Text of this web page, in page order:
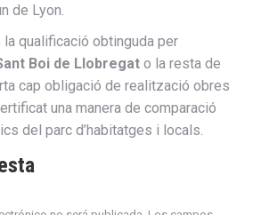
de Lyon.
qualificació obtinguda per
Boi de Llobregat o la resta de
cap obligació de realització obres
una manera de comparació
del parc d’habitatges i locals.